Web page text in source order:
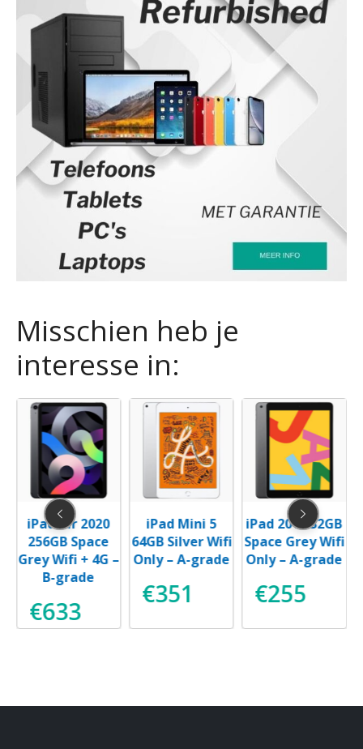
Misschien heb je
interesse in:
iPad Air 2020
256GB Space
Grey Wifi + 4G –
B-grade
€633
iPad Mini 5
64GB Silver Wifi
Only – A-grade
€351
iPad 2019 32GB
Space Grey Wifi
Only – A-grade
€255